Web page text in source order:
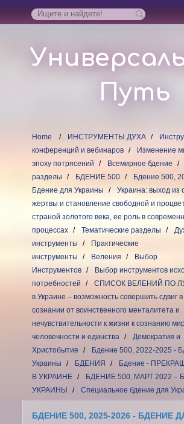
Путь
Home ИНСТРУМЕНТЫ ДУХА
конференций и вебинаров
Изменение
эпоху потрясений
Всемирное бдение
разделы
БДЕНИЕ 500
Бдение 500,
Бдение для Украины
Украина: выход из
жертвы и становление свободной и
страной золотого века, ее роль в
процессах
Тематические разделы
инструменты
Практические
инструменты
Веления
Выбор
Инструментов
Выбор инструментов
потребностей
СПИСОК ВЕЛЕНИЙ ПО
в Украине – возможность совершить сдвиг
сознании от воинственного менталитета и
нечувствительности к жизни к сознанию
человечности и единства
Демократия и
Христобытие
Бдение 500, 2022-2025 -
Украины
БДЕНИЯ
Бдение -
В УКРАИНЕ
БДЕНИЕ 500, МАРТ 2022 –
УКРАИНЫ
Специальное бдение для
БДЕНИЕ 500, 2025-2026 - БДЕНИЕ